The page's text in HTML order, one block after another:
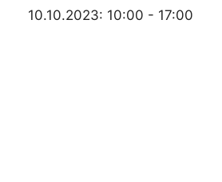
10.10.2023: 10:00 - 17:00